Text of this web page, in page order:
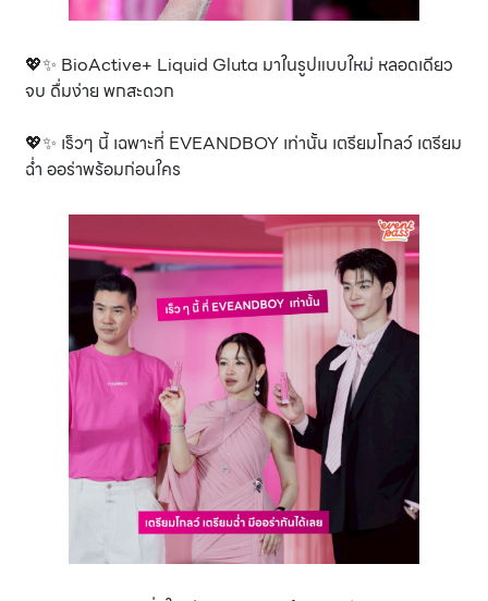
💖✨ BioActive+ Liquid Gluta มาในรูปแบบใหม่ หลอดเดียว
จบ ดื่มง่าย พกสะดวก
💖✨ เร็วๆ นี้ เฉพาะที่ EVEANDBOY เท่านั้น เตรียมโกลว์ เตรียม
ฉ่ำ ออร่าพร้อมก่อนใคร